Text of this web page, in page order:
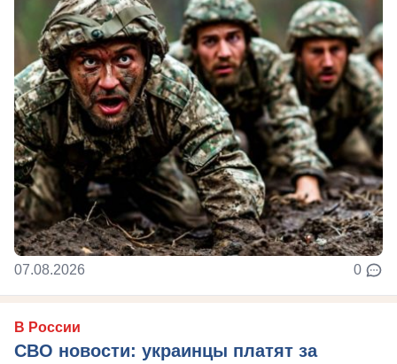
07.08.2026 0
В России
СВО новости: украинцы платят за